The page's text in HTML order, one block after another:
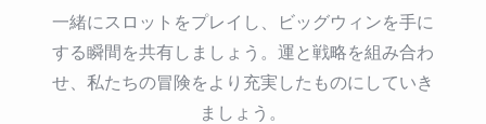
一緒にスロットをプレイし、ビッグウィンを手に
する瞬間を共有しましょう。運と戦略を組み合わ
せ、私たちの冒険をより充実したものにしていき
ましょう。